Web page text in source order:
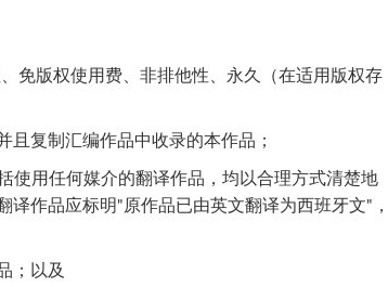
免版权使用费、非排他性、永久（在适用版权存
复制汇编作品中收录的本作品；
使用任何媒介的翻译作品，均以合理方式清楚地
作品应标明"原作品已由英文翻译为西班牙文"，
；以及